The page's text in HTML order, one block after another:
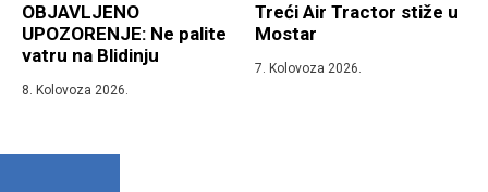
OBJAVLJENO
UPOZORENJE: Ne palite
vatru na Blidinju
8. Kolovoza 2026.
Treći Air Tractor stiže u
Mostar
7. Kolovoza 2026.